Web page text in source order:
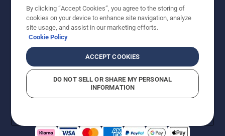
© Husqvarna AB (publ). All rights reserved. Priserna
som visas är rekommenderade cirkapriser. Alla angivna
priser är rekommenderade försäljningspriser (inkl.
moms) om inte produkten är tillgänglig för direkt köp.
CookiepolicyAnvändningsvillkor Sekretessmeddelande
Rapportera misstänkta överträdelser
By clicking “Accept Cookies”, you agree to the storing of
cookies on your device to enhance site navigation, analyze
site usage, and assist in our marketing efforts.
Cookie Policy
ACCEPT COOKIES
DO NOT SELL OR SHARE MY PERSONAL
INFORMATION